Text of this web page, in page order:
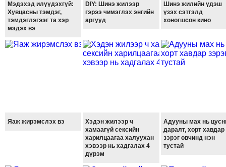
ТОЙРОНД
"ОУВС"-
ЭРГЭН
ГРАНАТ
Мэдэхэд илүүдэхгүй:
Хувцасны тэмдэг,
тэмдэглэгээг та хэр
мэдэх вэ
DIY: Шинэ жилээр
гэрээ чимэглэх энгийн
аргууд
Шинэ жилийн үдэш
үзэх сэтгэлд
хоногшсон кино
Яаж жирэмслэх вэ
Хэдэн жилээр ч
хамаагүй сексийн
харилцаагаа халуухан
хэвээр нь хадгалах 4
дүрэм
Адууны мах нь
даралт, хорт хавдар
зэрэг өвчинд нэн
тустай